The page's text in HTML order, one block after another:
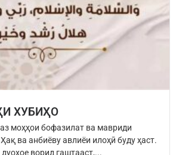
ХУБИҲО
моҳҳои бофазилат ва мавриди
ва анбиёву авлиёи илоҳӣ буду ҳаст.
ворид гаштааст,...